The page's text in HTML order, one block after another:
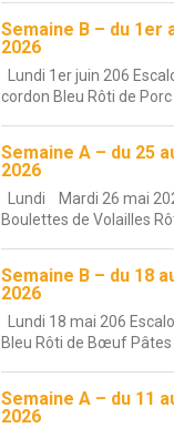
Semaine B – du 1er
2026
Lundi 1er juin 206
cordon Bleu Rôti de Porc
Semaine A – du 25
2026
Lundi Mardi 26 mai
Boulettes de Volailles Rôti
Semaine B – du 18
2026
Lundi 18 mai 206
Bleu Rôti de Bœuf Pâtes
Semaine A – du 11
2026